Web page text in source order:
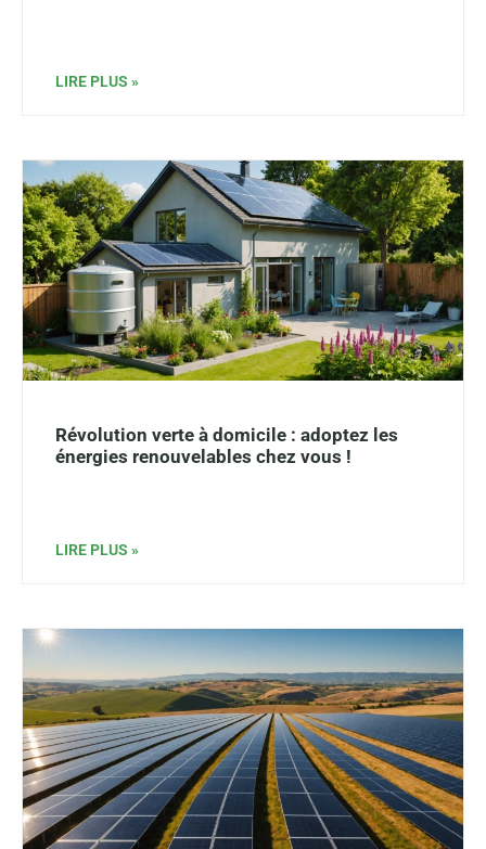
LIRE PLUS »
Révolution verte à domicile : adoptez les
énergies renouvelables chez vous !
LIRE PLUS »